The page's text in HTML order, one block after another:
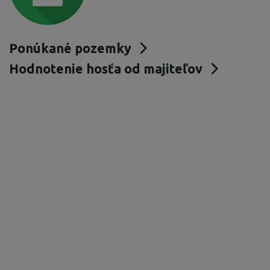
Ponúkané pozemky
Hodnotenie hosťa od majiteľov